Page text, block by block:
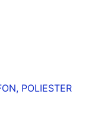
, POLIESTER